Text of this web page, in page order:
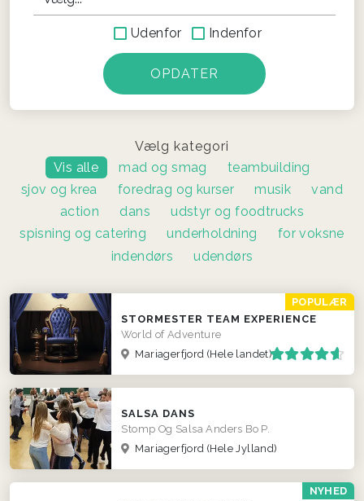
Udenfor Indenfor
Vælg kategori
Vis alle
mad og smag
teambuilding
sjov og krea
foredrag og kurser musik
vand
action
dans
udstyr og foodtrucks
spisning og catering
underholdning
for voksne
indendørs
udendørs
POPULÆR
STORMESTER TEAM EXPERIENCE
World of Adventure
Mariagerfjord (Hele landet)
SALSA DANS
Stomp Og Salsa Anders Bo P.
Mariagerfjord (Hele Jylland)
NYHED